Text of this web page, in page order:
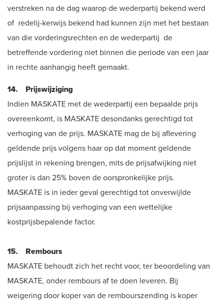
verstreken na de dag waarop de wederpartij bekend werd
of redelij-kerwijs bekend had kunnen zijn met het bestaan
van die vorderingsrechten en de wederpartij de
betreffende vordering niet binnen die periode van een jaar
in rechte aanhangig heeft gemaakt.
14. Prijswijziging
Indien MASKATE met de wederpartij een bepaalde prijs
overeenkomt, is MASKATE desondanks gerechtigd tot
verhoging van de prijs. MASKATE mag de bij aflevering
geldende prijs volgens haar op dat moment geldende
prijslijst in rekening brengen, mits de prijsafwijking niet
groter is dan 25% boven de oorspronkelijke prijs.
MASKATE is in ieder geval gerechtigd tot onverwijlde
prijsaanpassing bij verhoging van een wettelijke
kostprijsbepalende factor.
15. Rembours
MASKATE behoudt zich het recht voor, ter beoordeling van
MASKATE, onder rembours af te doen leveren. Bij
weigering door koper van de rembourszending is koper